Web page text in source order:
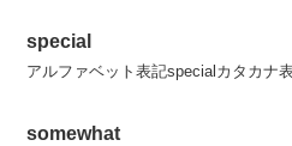
special
アルファベット表記specialカタカナ
somewhat